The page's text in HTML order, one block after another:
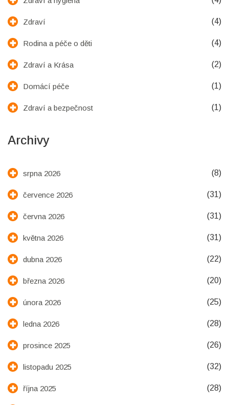
Zdraví (4)
Rodina a péče o děti (4)
Zdraví a Krása (2)
Domácí péče (1)
Zdraví a bezpečnost (1)
Archivy
srpna 2026 (8)
července 2026 (31)
června 2026 (31)
května 2026 (31)
dubna 2026 (22)
března 2026 (20)
února 2026 (25)
ledna 2026 (28)
prosince 2025 (26)
listopadu 2025 (32)
října 2025 (28)